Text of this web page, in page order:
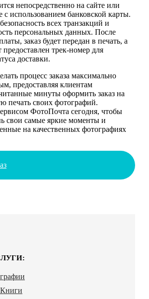
непосредственно на сайте или
с использованием банковской карты.
всех транзакций и
персональных данных. После
заказ будет передан в печать, а
предоставлен трек-номер для
доставки.
процесс заказа максимально
предоставляя клиентам
минуты оформить заказ на
печать своих фотографий.
ФотоПочта сегодня, чтобы
свои самые яркие моменты и
на качественных фотографиях